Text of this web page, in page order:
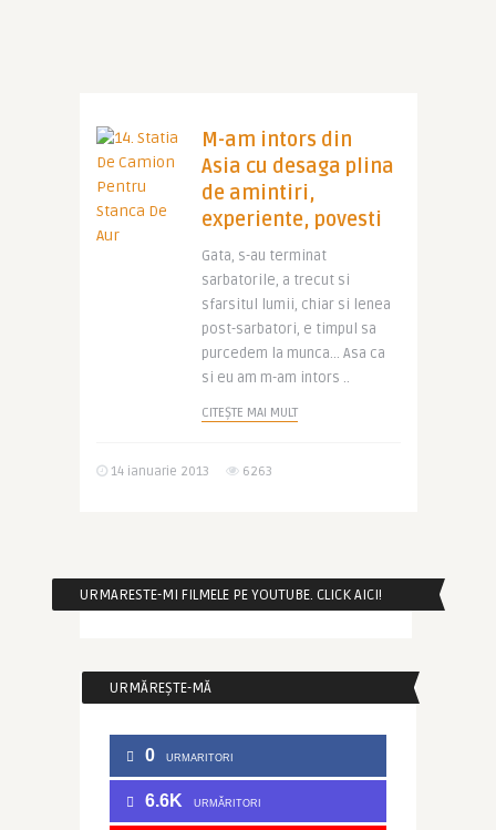
M-am intors din
Asia cu desaga plina
de amintiri,
experiente, povesti
Gata, s-au terminat
sarbatorile, a trecut si
sfarsitul lumii, chiar si lenea
post-sarbatori, e timpul sa
purcedem la munca… Asa ca
si eu am m-am intors ..
CITEȘTE MAI MULT
14 ianuarie 2013 6263
URMARESTE-MI FILMELE PE YOUTUBE. CLICK AICI!
URMĂREȘTE-MĂ
0 URMARITORI
6.6K URMĂRITORI